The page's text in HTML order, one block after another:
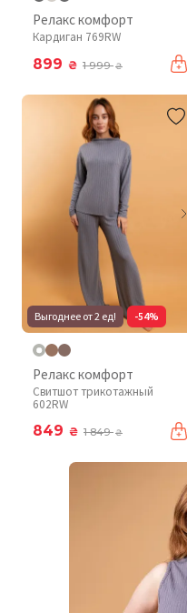
Релакс комфорт
Кардиган 769RW
899 ₴ 1 999₴
Выгоднее от 2 ед! -54%
Релакс комфорт
Свитшот трикотажный
602RW
849 ₴ 1 849₴